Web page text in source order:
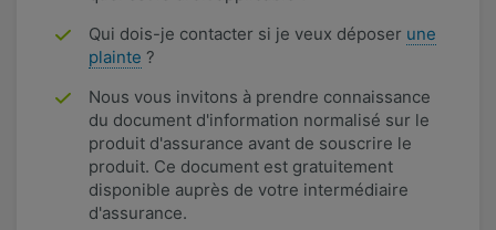
Qui dois-je contacter si je veux déposer une
plainte ?
Nous vous invitons à prendre connaissance
du document d'information normalisé sur le
produit d'assurance avant de souscrire le
produit. Ce document est gratuitement
disponible auprès de votre intermédiaire
d'assurance.